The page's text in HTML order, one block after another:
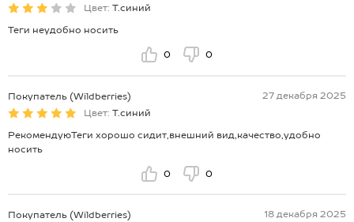
Цвет: Т.синий
Теги неудобно носить
0 0
Покупатель (Wildberries)
27 декабря 2025
Цвет: Т.синий
РекомендуюТеги хорошо сидит,внешний вид,качество,удобно
носить
0 0
Покупатель (Wildberries)
18 декабря 2025